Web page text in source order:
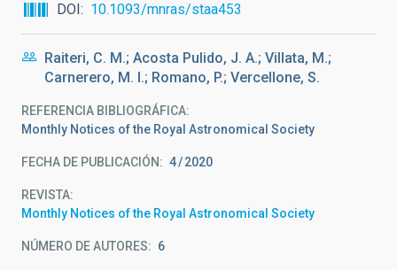
DOI
10.1093/mnras/staa453
Raiteri, C. M.; Acosta Pulido, J. A.; Villata, M.;
Carnerero, M. I.; Romano, P.; Vercellone, S.
REFERENCIA BIBLIOGRÁFICA
Monthly Notices of the Royal Astronomical Society
FECHA DE PUBLICACIÓN: 4 2020
REVISTA
Monthly Notices of the Royal Astronomical Society
NÚMERO DE AUTORES 6